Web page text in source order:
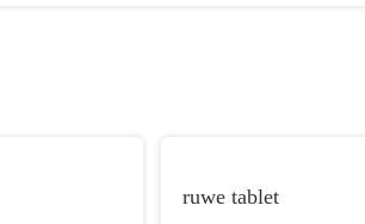
ruwe tablet